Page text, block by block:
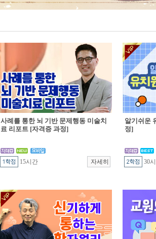
사례를 통한 뇌 기반 문제행동 미술치
료 리포트 [자격증 과정]
15시간
알기쉬운
정]
30